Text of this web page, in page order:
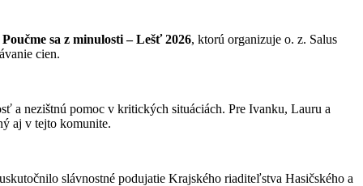
Poučme sa z minulosti – Lešť 2026, ktorú organizuje o. z. Salus
cien.
a nezištnú pomoc v kritických situáciách. Pre Ivanku, Lauru a
aj v tejto komunite.
slávnostné podujatie Krajského riaditeľstva Hasičského a